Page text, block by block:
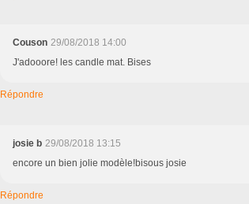
Couson 29/08/2018 14:00
J'adooore! les candle mat. Bises
Répondre
josie b 29/08/2018 13:15
encore un bien jolie modèle!bisous josie
Répondre